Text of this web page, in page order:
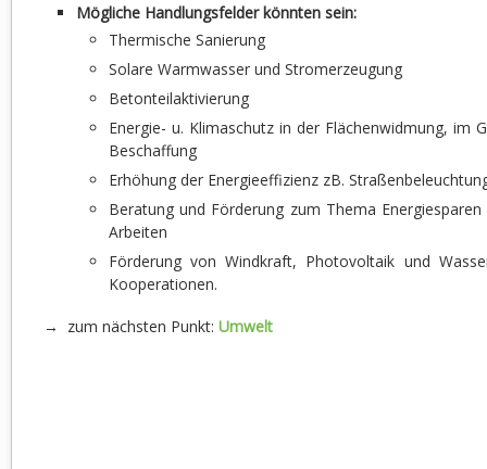
Mögliche Handlungsfelder könnten sein:
Thermische Sanierung
Solare Warmwasser und Stromerzeugung
Betonteilaktivierung
Energie- u. Klimaschutz in der Flächenwidmung, im
Beschaffung
Erhöhung der Energieeffizienz zB.
Beratung und Förderung zum Thema
Arbeiten
Förderung von Windkraft, Photovoltaik und
Kooperationen.
→ zum nächsten Punkt: Umwelt